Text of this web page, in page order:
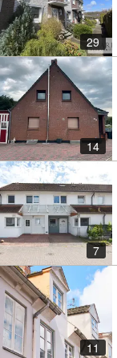
29
14
7
11